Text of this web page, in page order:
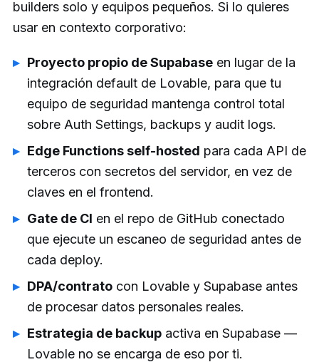
builders solo y equipos pequeños. Si lo quieres
usar en contexto corporativo:
Proyecto propio de Supabase en lugar de la
integración default de Lovable, para que tu
equipo de seguridad mantenga control total
sobre Auth Settings, backups y audit logs.
Edge Functions self-hosted para cada API de
terceros con secretos del servidor, en vez de
claves en el frontend.
Gate de CI en el repo de GitHub conectado
que ejecute un escaneo de seguridad antes de
cada deploy.
DPA/contrato con Lovable y Supabase antes
de procesar datos personales reales.
Estrategia de backup activa en Supabase —
Lovable no se encarga de eso por ti.